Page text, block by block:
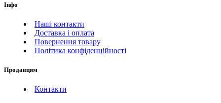
Інфо
Наші контакти
Доставка і оплата
Повернення товару
Політика конфіденційності
Продавцям
Контакти